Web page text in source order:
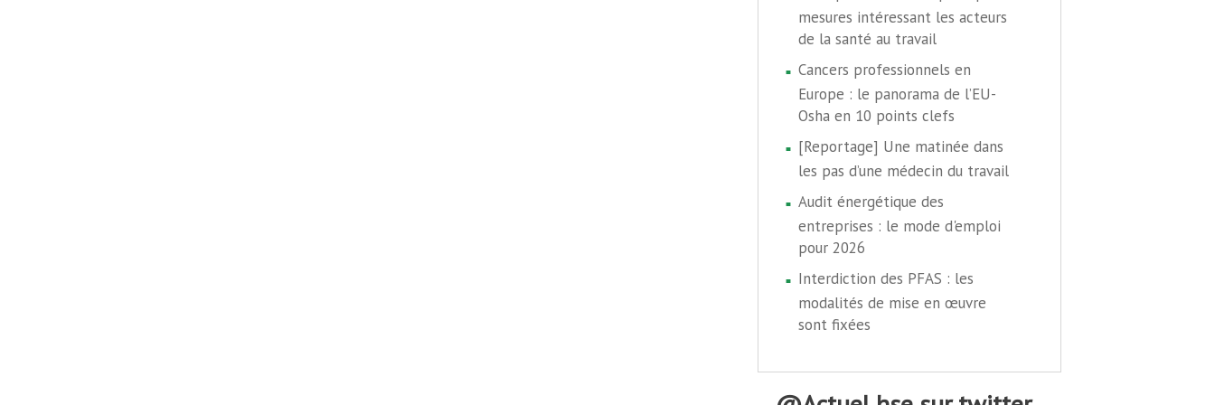
mesures intéressant les acteurs
de la santé au travail
Cancers professionnels en
Europe : le panorama de l’EU-
Osha en 10 points clefs
[Reportage] Une matinée dans
les pas d’une médecin du travail
Audit énergétique des
entreprises : le mode d'emploi
pour 2026
Interdiction des PFAS : les
modalités de mise en œuvre
sont fixées